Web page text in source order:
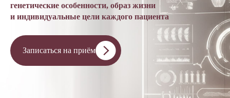
генетические особенности, образ жизни
и индивидуальные цели каждого пациента
Записаться на приём